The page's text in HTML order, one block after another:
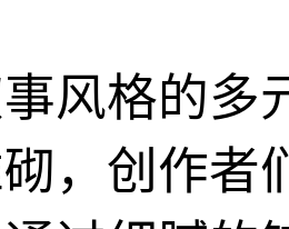
风格的多
，创作者